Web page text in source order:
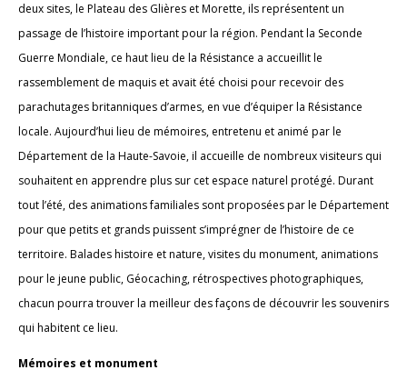
deux sites, le Plateau des Glières et Morette, ils représentent un
passage de l’histoire important pour la région. Pendant la Seconde
Guerre Mondiale, ce haut lieu de la Résistance a accueillit le
rassemblement de maquis et avait été choisi pour recevoir des
parachutages britanniques d’armes, en vue d’équiper la Résistance
locale. Aujourd’hui lieu de mémoires, entretenu et animé par le
Département de la Haute-Savoie, il accueille de nombreux visiteurs qui
souhaitent en apprendre plus sur cet espace naturel protégé. Durant
tout l’été, des animations familiales sont proposées par le Département
pour que petits et grands puissent s’imprégner de l’histoire de ce
territoire. Balades histoire et nature, visites du monument, animations
pour le jeune public, Géocaching, rétrospectives photographiques,
chacun pourra trouver la meilleur des façons de découvrir les souvenirs
qui habitent ce lieu.
Mémoires et monument